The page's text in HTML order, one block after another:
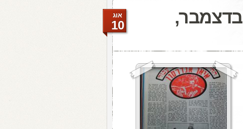
כותרות האתמול: 3 בדצמבר,
אוג
10